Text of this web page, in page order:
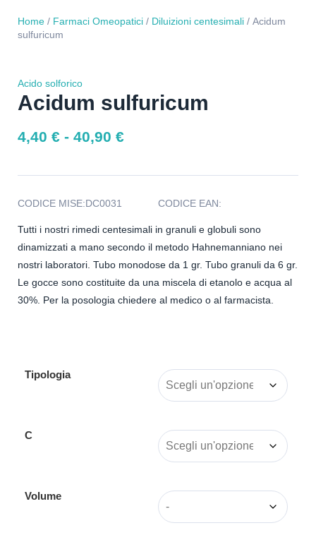
Home / Farmaci Omeopatici / Diluizioni centesimali / Acidum
sulfuricum
Acido solforico
Acidum sulfuricum
4,40 € - 40,90 €
CODICE MISE:DC0031 CODICE EAN:
Tutti i nostri rimedi centesimali in granuli e globuli sono
dinamizzati a mano secondo il metodo Hahnemanniano nei
nostri laboratori. Tubo monodose da 1 gr. Tubo granuli da 6 gr.
Le gocce sono costituite da una miscela di etanolo e acqua al
30%. Per la posologia chiedere al medico o al farmacista.
Tipologia
C
Volume